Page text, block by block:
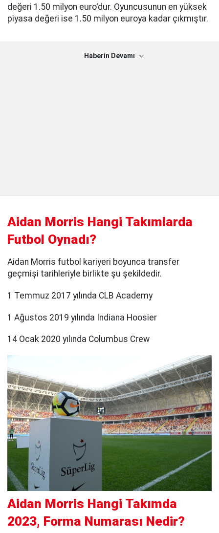
değeri 1.50 milyon euro'dur. Oyuncusunun en yüksek
piyasa değeri ise 1.50 milyon euroya kadar çıkmıştır.
Haberin Devamı
Aidan Morris Hangi Takımlarda
Futbol Oynadı?
Aidan Morris futbol kariyeri boyunca transfer
geçmişi tarihleriyle birlikte şu şekildedir.
1 Temmuz 2017 yılında CLB Academy
1 Ağustos 2019 yılında Indiana Hoosier
14 Ocak 2020 yılında Columbus Crew
Aidan Morris Hangi Takımda
2023, Forma Numarası Nedir?